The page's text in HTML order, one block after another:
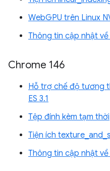
WebGPU trên Linux
Thông tin cập nhật về
Chrome 146
Hỗ trợ chế độ tương
ES 3.1
Tệp đính kèm tạm thời
Tiện ích
Thông tin cập nhật về